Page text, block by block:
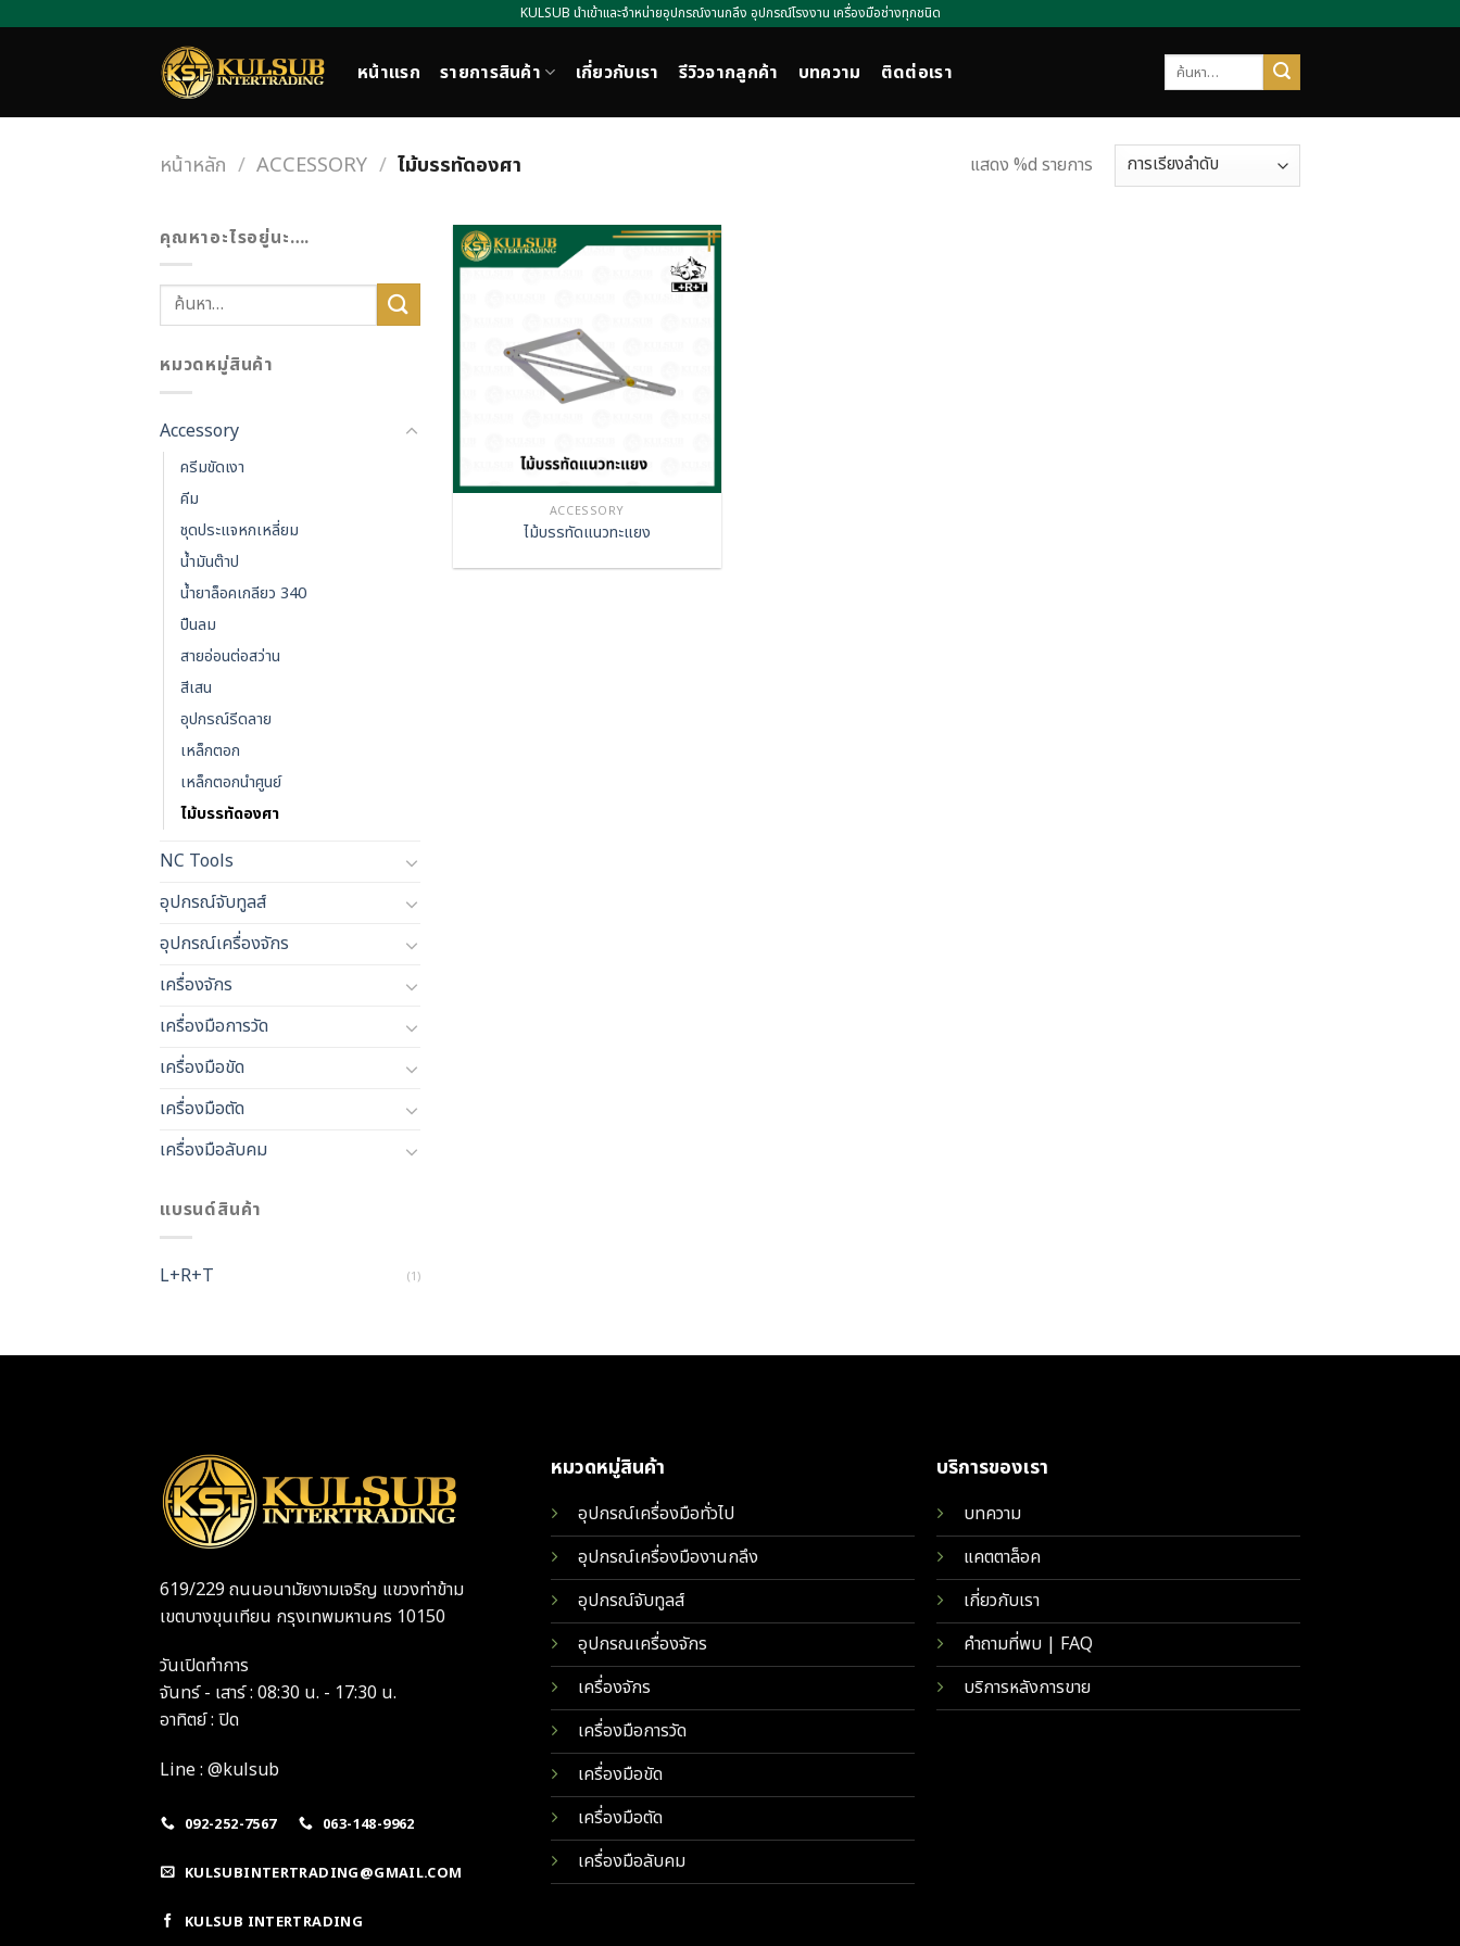
KULSUB นำเข้าและจำหน่ายอุปกรณ์งานกลึง อุปกรณ์โรงงาน เครื่องมือช่างทุกชนิด
หน้าแรก รายการสินค้า เกี่ยวกับเรา รีวิวจากลูกค้า บทความ ติดต่อเรา ค้นหา:
หน้าหลัก / ACCESSORY / ไม้บรรทัดองศา แสดง %d รายการ
คุณหาอะไรอยู่นะ….
ค้นหา:
หมวดหมู่สินค้า
Accessory
ครีมขัดเงา
คีม
ชุดประแจหกเหลี่ยม
น้ำมันต๊าป
น้ำยาล็อคเกลียว 340
ปืนลม
สายอ่อนต่อสว่าน
สีเสน
อุปกรณ์รีดลาย
เหล็กตอก
เหล็กตอกนำศูนย์
ไม้บรรทัดองศา
NC Tools
อุปกรณ์จับทูลส์
อุปกรณ์เครื่องจักร
เครื่องจักร
เครื่องมือการวัด
เครื่องมือขัด
เครื่องมือตัด
เครื่องมือลับคม
แบรนด์สินค้า
L+R+T (1)
ACCESSORY
ไม้บรรทัดแนวทะแยง
619/229 ถนนอนามัยงามเจริญ แขวงท่าข้าม
เขตบางขุนเทียน กรุงเทพมหานคร 10150
วันเปิดทำการ
จันทร์ - เสาร์ : 08:30 น. - 17:30 น.
อาทิตย์ : ปิด
Line : @kulsub
092-252-7567 063-148-9962
KULSUBINTERTRADING@GMAIL.COM
KULSUB INTERTRADING
หมวดหมู่สินค้า
อุปกรณ์เครื่องมือทั่วไป
อุปกรณ์เครื่องมืองานกลึง
อุปกรณ์จับทูลส์
อุปกรณเครื่องจักร
เครื่องจักร
เครื่องมือการวัด
เครื่องมือขัด
เครื่องมือตัด
เครื่องมือลับคม
บริการของเรา
บทความ
แคตตาล็อค
เกี่ยวกับเรา
คำถามที่พบ | FAQ
บริการหลังการขาย